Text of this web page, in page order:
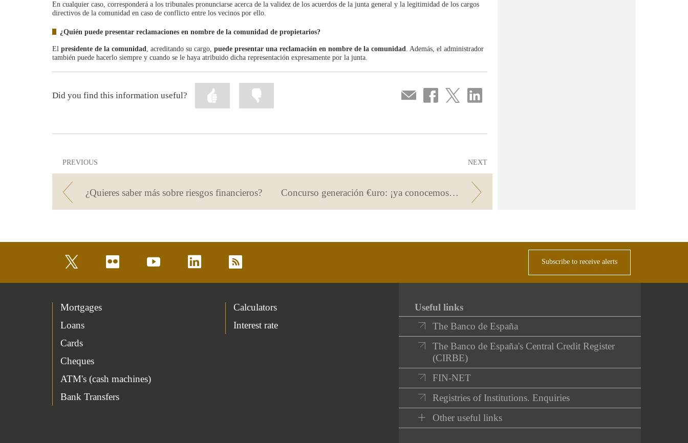
En cualquier caso, corresponderá a los tribunales pronunciarse acerca de la validez de los acuerdos de la junta general y la legitimidad de los cargos
directivos de la comunidad en caso de conflicto entre los vecinos por ello.
¿Quién puede presentar reclamaciones en nombre de la comunidad de propietarios?
El presidente de la comunidad, acreditando su cargo, puede presentar una reclamación en nombre de la comunidad. Además, el administrador
también puede hacerlo siempre y cuando se le haya atribuido dicha representación expresamente por la junta.
Compartir
por
Share
on
Share
on
Share
on
Did you find this information useful?
Mark
information
as
PREVIOUS
¿Quieres saber más sobre riesgos financieros?
NEXT
Concurso generación €uro: ¡ya conocemos los equipos clasificados para la segunda fase!
flickr youtube linkedin rss Subscribe to receive alerts
Mortgages
Loans
Cards
Cheques
ATM's (cash machines)
Bank Transfers
Calculators
Interest rate
Useful links
The Banco de España
The Banco de España's Central Credit Register
(CIRBE)
FIN-NET
Registries of Institutions. Enquiries
Other useful links